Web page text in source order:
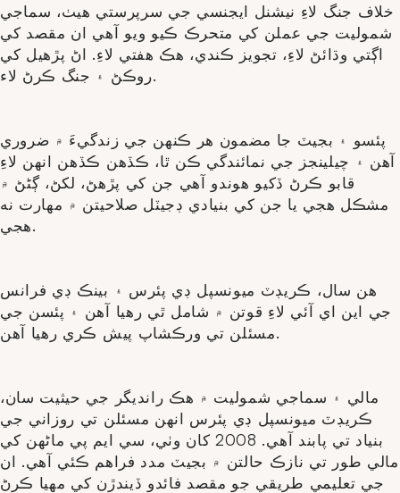
خلاف جنگ لاءِ نيشنل ايجنسي جي سرپرستي هيٺ، سماجي
شموليت جي عملن کي متحرڪ ڪيو ويو آهي ان مقصد کي
اڳتي وڌائڻ لاءِ، تجويز ڪندي، هڪ هفتي لاءِ. اڻ پڙهيل کي
روڪڻ ۽ جنگ ڪرڻ لاء.
پئسو ۽ بجيٽ جا مضمون هر ڪنهن جي زندگيءَ ۾ ضروري
آهن ۽ چيلينجز جي نمائندگي ڪن ٿا، ڪڏهن ڪڏهن انهن لاءِ
قابو ڪرڻ ڏکيو هوندو آهي جن کي پڙهڻ، لکڻ، ڳڻڻ ۾
مشڪل هجي يا جن کي بنيادي ڊجيٽل صلاحيتن ۾ مهارت نه
هجي.
هن سال، ڪريڊٽ ميونسپل ڊي پئرس ۽ بينڪ ڊي فرانس
جي اين اي آئي لاءِ قوتن ۾ شامل ٿي رهيا آهن ۽ پئسن جي
مسئلن تي ورڪشاپ پيش ڪري رهيا آهن.
مالي ۽ سماجي شموليت ۾ هڪ رانديگر جي حيثيت سان،
ڪريڊٽ ميونسپل ڊي پئرس انهن مسئلن تي روزاني جي
بنياد تي پابند آهي. 2008 کان وٺي، سي ايم پي ماڻهن کي
مالي طور تي نازڪ حالتن ۾ بجيٽ مدد فراهم ڪئي آهي. ان
جي تعليمي طريقي جو مقصد فائدو ڏيندڙن کي مهيا ڪرڻ